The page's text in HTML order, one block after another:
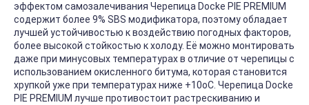
эффектом самозалечивания Черепица Docke PIE PREMIUM
содержит более 9% SBS модификатора, поэтому обладает
лучшей устойчивостью к воздействию погодных факторов,
более высокой стойкостью к холоду. Её можно монтировать
даже при минусовых температурах в отличие от черепицы с
использованием окисленного битума, которая становится
хрупкой уже при температурах ниже +10оС. Черепица Docke
PIE PREMIUM лучше противостоит растрескиванию и